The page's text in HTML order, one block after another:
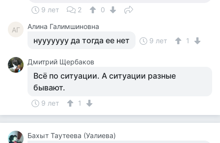
9 лет 2 0
АГ Алина Галимшиновна
нууууууу да тогда ее нет 9 лет 1
Дмитрий Щербаков
Всё по ситуации. А ситуации разные
бывают.
9 лет 1
Бахыт Таутеева (Уалиева)